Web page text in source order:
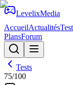
LevelixMedia
AccueilActualités
PlansForum
Tests
75/100